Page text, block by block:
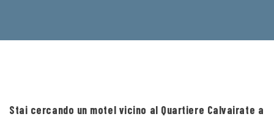
Stai cercando un motel vicino al Quartiere Calvairate a